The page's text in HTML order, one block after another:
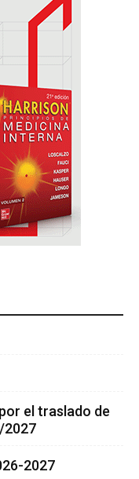
el traslado de
2027
2027